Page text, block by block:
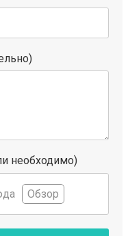
необходимо)
Обзор